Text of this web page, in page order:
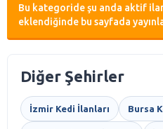
Bu kategoride şu anda aktif
eklendiğinde bu sayfada
Diğer Şehirler
İzmir Kedi İlanları Bursa